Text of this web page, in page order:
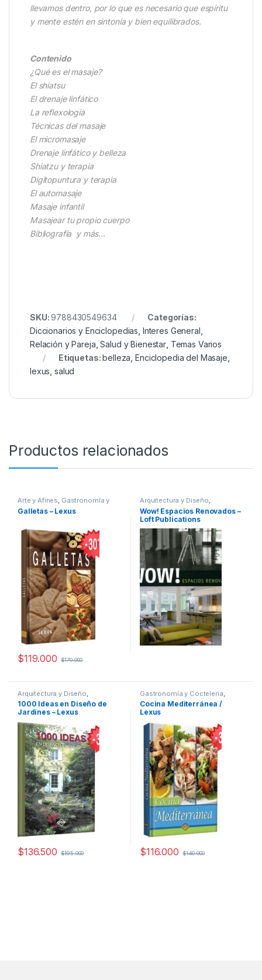
llevamos dentro, por lo que es necesario que espíritu
y mente estén en sintonía y bien equilibrados.
Contenido
¿Qué es el masaje?
El shiatsu
El drenaje linfático
La reflexología
Técnicas del masaje
El micromasaje
Drenaje linfático y belleza
Shiatzu y terapia
Digitopuntura y terapia
El automasaje
Masaje infantil
Masajear tu propio cuerpo
Bibliografía y más…
SKU:9788430549634
Categorías:
Diccionarios y Enciclopedias Interes General
Relación y Pareja ,Salud y Bienestar, Temas Varios
Etiquetas:belleza ,Enciclopedia del Masaje
lexus ,salud
Productos relacionados
Arte y Afines, Gastronomía y
Cocteleria Hogar y
Manualidades,Interes General
Galletas – Lexus
$119.000 $170.000
Arquitectura y Diseño,
Arquitectura y Urbanismo Arte y
Afines ,Decoración,Decoración
y Muebles,Diseño,
tecnicos
Wow! Espacios Renovados –
Loft Publications
Arquitectura y Diseño
Arquitectura y Urbanismo ,
Afines ,Botánica ,Decoración
Decoración y Muebles
Hogar y Manualidades Interes
General,Ofertas ,Profesionales
y tecnicos,Temas Varios
1000 Ideas en Diseño de
Jardines – Lexus
$136.500 $195.000
Gastronomía y Cocteleria
Hogar y Manualidades Interes
General ,Ofertas
Cocina Mediterránea /
Lexus
$116.000 $140.000